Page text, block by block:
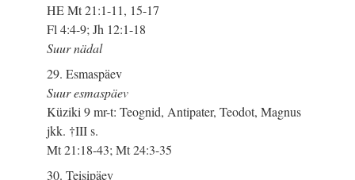
HE Mt 21:1-11, 15-17
Fl 4:4-9; Jh 12:1-18
Suur nädal
29. Esmaspäev
Suur esmaspäev
Küziki 9 mr-t: Teognid, Antipater, Teodot, Magnus
jkk. †III s.
Mt 21:18-43; Mt 24:3-35
30. Teisipäev